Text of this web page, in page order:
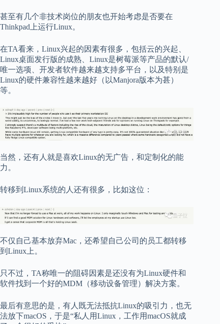
甚至有几个非技术岗位的朋友也开始考虑是否要在
Thinkpad上运行Linux。
在TA看来，Linux兴起的因素有很多，包括云的兴起、
Linux桌面发行版的成熟、Linux是树莓派等产品的默认/
唯一选项、开发者软件越来越支持多平台，以及特别是
Linux的硬件兼容性越来越好（以Manjora版本为甚）
等。
当然，还有人就是喜欢Linux的无广告，和定制化的能
力。
转移到Linux系统的人还有很多，比如这位：
不仅自己基本放弃Mac，还希望自己公司的员工都转移
到Linux上。
只不过，TA称唯一的阻碍因素是还没有为Linux硬件和
软件找到一个好的MDM（移动设备管理）解决方案。
最后有意思的是，有人既无法抵抗Linux的吸引力，也无
法放下macOS，于是“私人用Linux，工作用macOS就成